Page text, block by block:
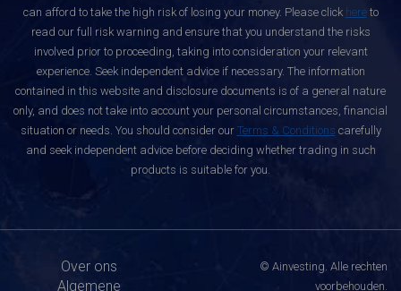
can afford to take the high risk of losing your money. Please click hereto
read our full risk warning and ensure that you understand the risks
involved prior to proceeding, taking into consideration your relevant
experience. Seek independent advice if necessary. The information
contained in this website and disclosure documents is of a general nature
only, and does not take into account your personal circumstances, financial
situation or needs. You should consider our Terms & Conditions carefully
and seek independent advice before deciding whether trading in such
products is suitable for you.
Over ons
Algemene
© Ainvesting. Alle rechten
voorbehouden.